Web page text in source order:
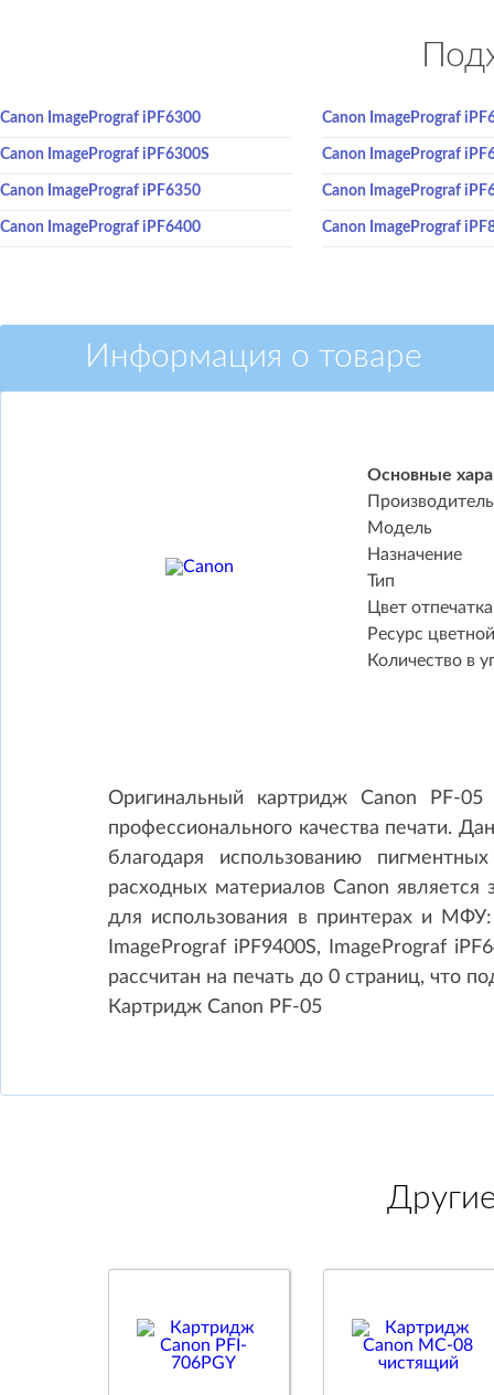
Canon ImagePrograf iPF6300
Canon ImagePrograf iPF6300S
Canon ImagePrograf iPF6350
Canon ImagePrograf iPF6400
Canon ImagePrograf
Canon ImagePrograf
Canon ImagePrograf
Canon ImagePrograf
Информация о товаре
Основные
Производитель
Модель
Назначение
Тип
Цвет отпечатка
Ресурс цветной
Количество в
Оригинальный картридж Canon PF-05
профессионального качества печати.
благодаря использованию
расходных материалов Canon является
для использования в принтерах и МФУ:
ImagePrograf iPF9400S, ImagePrograf
рассчитан на печать до 0 страниц, что
Картридж Canon PF-05